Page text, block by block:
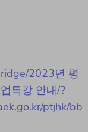
2023년 평
특강 안내/?
ptjhk/bb